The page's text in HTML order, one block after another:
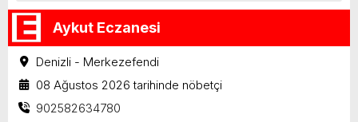
Aykut Eczanesi
Denizli - Merkezefendi
08 Ağustos 2026 tarihinde nöbetçi
902582634780